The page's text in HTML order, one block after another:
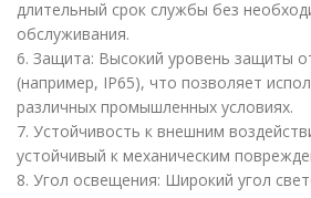
длительный срок службы без
обслуживания.
6. Защита: Высокий уровень защиты
(например, IP65), что позволяет
различных промышленных условиях.
7. Устойчивость к внешним
устойчивый к механическим
8. Угол освещения: Широкий угол